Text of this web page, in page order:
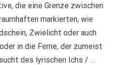
die eine Grenze zwischen
markierten, wie
Zwielicht oder auch
in die Ferne, der zumeist
des lyrischen Ichs / …